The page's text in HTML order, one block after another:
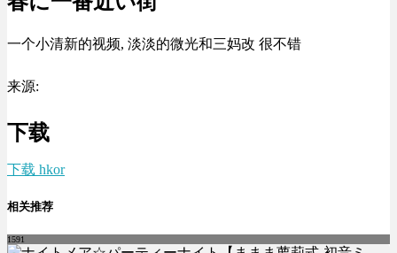
一个小清新的视频, 淡淡的微光和三妈改 很不错
来源:
下载
下载 hkor
相关推荐
1591